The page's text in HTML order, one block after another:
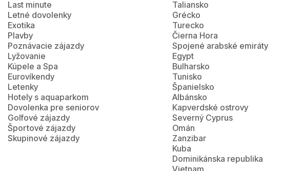
Last minute
Letné dovolenky
Exotika
Plavby
Poznávacie zájazdy
Lyžovanie
Kúpele a Spa
Eurovíkendy
Letenky
Hotely s aquaparkom
Dovolenka pre seniorov
Golfové zájazdy
Športové zájazdy
Skupinové zájazdy
Taliansko
Grécko
Turecko
Čierna Hora
Spojené arabské emiráty
Egypt
Bulharsko
Tunisko
Španielsko
Albánsko
Kapverdské ostrovy
Severný Cyprus
Omán
Zanzibar
Kuba
Dominikánska republika